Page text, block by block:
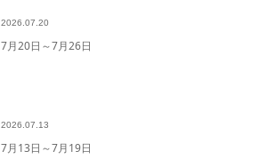
2026.07.20
7月20日～7月26日
2026.07.13
7月13日～7月19日